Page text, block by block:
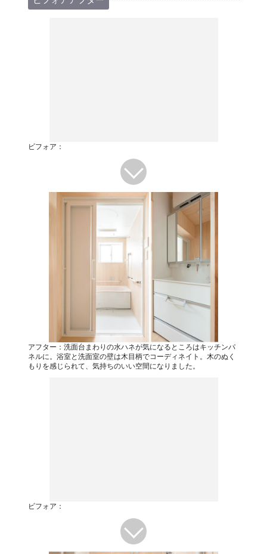
ビフォア：
アフター：洗面台まわりの水ハネが気になるところはキッチンパ
ネルに。浴室と洗面室の壁は木目柄でコーディネイト。木のぬく
もりを感じられて、気持ちのいい空間になりました。
ビフォア：